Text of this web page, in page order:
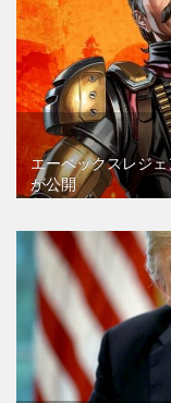
エーペックスレジ
が公開